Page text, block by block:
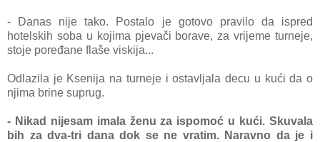
- Danas nije tako. Postalo je gotovo pravilo da ispred
hotelskih soba u kojima pjevači borave, za vrijeme turneje,
stoje poređane flaše viskija...
Odlazila je Ksenija na turneje i ostavljala decu u kući da o
njima brine suprug.
- Nikad nijesam imala ženu za ispomoć u kući. Skuvala
bih za dva-tri dana dok se ne vratim. Naravno da je i